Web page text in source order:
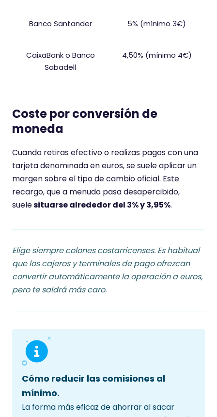
Banco Santander 5% (mínimo 3€)
CaixaBank o Banco
Sabadell
4,50% (mínimo 4€)
Coste por conversión de
moneda
Cuando retiras efectivo o realizas pagos con una
tarjeta denominada en euros, se suele aplicar un
margen sobre el tipo de cambio oficial. Este
recargo, que a menudo pasa desapercibido,
suelesituarse alrededor del 3% y 3,95%.
Elige siempre colones costarricenses. Es habitual
que los cajeros y terminales de pago ofrezcan
convertir automáticamente la operación a euros,
pero te saldrá más caro.
Cómo reducir las comisiones al
mínimo.
La forma más eficaz de ahorrar al sacar